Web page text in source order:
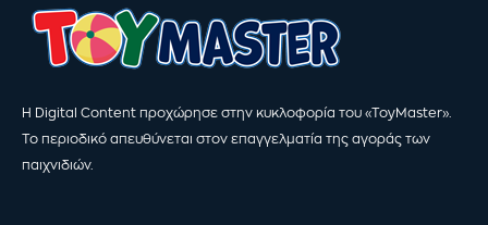
Η Digital Content προχώρησε στην κυκλοφορία του «ToyMaster».
Το περιοδικό απευθύνεται στον επαγγελματία της αγοράς των
παιχνιδιών.